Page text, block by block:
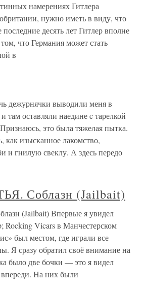
намерениях Гитлера
нужно иметь в виду, что
десять лет Гитлер вполне
что Германия может стать
в
дежурнячки выводили меня в
оставляли наедине c тарелкой
это была тяжелая пытка.
как изысканное лакомство,
и гнилую свеклу. А здесь передо
Соблазн (Jailbait)
(Jailbait) Впервые я увидел
Rocking Vicars в Манчестерском
был местом, где играли все
Я сразу обратил своё внимание на
было две бочки — это я видел
На них были